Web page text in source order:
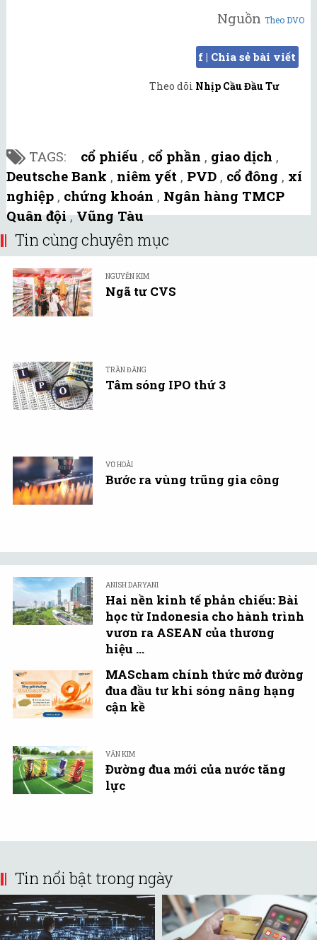
Nguồn Theo DVO
f | Chia sẻ bài viết
Theo dõi Nhịp Cầu Đầu Tư
TAGS: cổ phiếu , cổ phần , giao dịch ,
Deutsche Bank , niêm yết , PVD , cổ đông , xí
nghiệp , chứng khoán , Ngân hàng TMCP
Quân đội,Vũng Tàu
Tin cùng chuyên mục
NGUYỄN KIM
Ngã tư CVS
TRẦN ĐĂNG
Tâm sóng IPO thứ 3
VŨ HOÀI
Bước ra vùng trũng gia công
ANISH DARYANI
Hai nền kinh tế phản chiếu: Bài
học từ Indonesia cho hành trình
vươn ra ASEAN của thương
hiệu ...
MAScham chính thức mở đường
đua đầu tư khi sóng nâng hạng
cận kề
VĂN KIM
Đường đua mới của nước tăng
lực
Tin nổi bật trong ngày